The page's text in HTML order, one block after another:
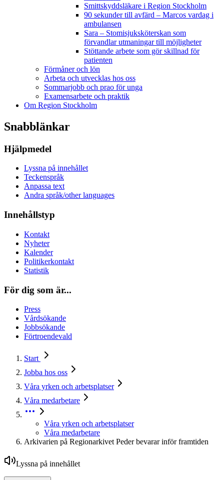
Smittskyddsläkare i Region Stockholm
90 sekunder till avfärd – Marcos vardag i
ambulansen
Sara – Stomisjuksköterskan som
förvandlar utmaningar till möjligheter
Stöttande arbete som gör skillnad för
patienten
Förmåner och lön
Arbeta och utvecklas hos oss
Sommarjobb och prao för unga
Examensarbete och praktik
Om Region Stockholm
Snabblänkar
Hjälpmedel
Lyssna på innehållet
Teckenspråk
Anpassa text
Andra språk/other languages
Innehållstyp
Kontakt
Nyheter
Kalender
Politikerkontakt
Statistik
För dig som är...
Press
Vårdsökande
Jobbsökande
Förtroendevald
Start
Jobba hos oss
Våra yrken och arbetsplatser
Våra medarbetare
Våra yrken och arbetsplatser
Våra medarbetare
Arkivarien på Regionarkivet Peder bevarar inför framtiden
Lyssna på innehållet